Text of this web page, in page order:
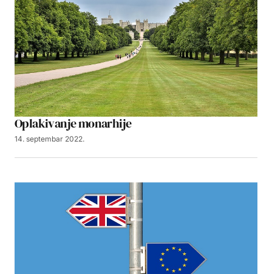
Oplakivanje monarhije
14. septembar 2022.